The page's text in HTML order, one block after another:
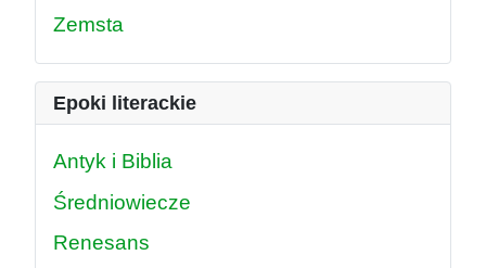
Zemsta
Epoki literackie
Antyk i Biblia
Średniowiecze
Renesans